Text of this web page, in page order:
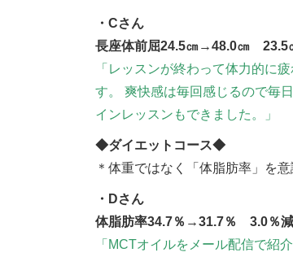
・Cさん
長座体前屈24.5㎝→48.0㎝ 23.5
「レッスンが終わって体力的に
す。 爽快感は毎回感じるので毎
インレッスンもできました。」
◆ダイエットコース◆
＊体重ではなく「体脂肪率」を
・Dさん
体脂肪率34.7％→31.7％ 3.0％減
「MCTオイルをメール配信で紹